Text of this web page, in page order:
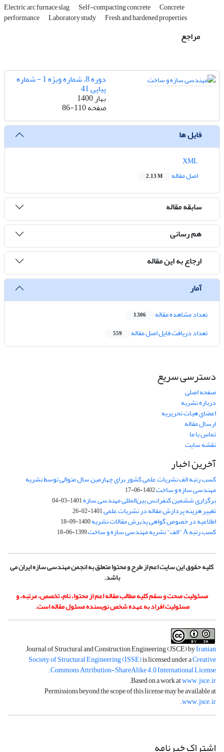
Electric arc furnace slag Self-compacting concrete Concrete
performance Laboratory study Fresh and hardened properties
مراجع
دوره 8، شماره ویژه 1 - شماره
پیاپی 41
بهار 1400
صفحه86-110
فایل ها
اصل مقاله
2.13 M
سابقه مقاله
هم رسانی
ارجاع به این مقاله
آمار
تعداد مشاهده مقاله 1,306
تعداد دریافت فایل اصل مقاله 559
دسترسی سریع
صفحه اصلی
درباره نشریه
اعضای هیات تحریریه
ارسال مقاله
تماس با ما
نقشه سایت
آخرین اخبار
کسب رتبه الف نشریات علمی کشور برای چهارمین سال متوالی توسط نشریه
مهندسی سازه و ساخت1402-06-17
برگزاری ششمین کنفرانس بین‌المللی مهندسی سازه1401-03-04
تغییر هزینه پردازش مقاله در نشریات علمی1401-02-26
اطلاعیه در خصوص گواهی پذیرش مقالات نشریه1400-09-18
کسب رتبه A "الف" نشریه مهندسی سازه و ساخت 1399-06-18
کلیه حقوق این سایت اعم از طرح و محتوا متعلق به انجمن مهندسی سازه ایران می
باشد.
مسئولیت صحت و سقم کلیه مطالب مقاله اعم از محتوا، نام، تخصص، مرتبه، و
مسئولیت افراد به عهده شخص نویسنده مسئول مقاله است.
Journal of Structural and Construction Engineering (JSCE) byIranian
Society of Structural Engineering (ISSE)is licensed under aCreative
Commons Attribution-ShareAlike 4.0 International License
.
Based on a work atwww.jsce.ir
.
Permissions beyond the scope of this license may be available at
www.jsce.ir
.
اشتراک خبرنامه